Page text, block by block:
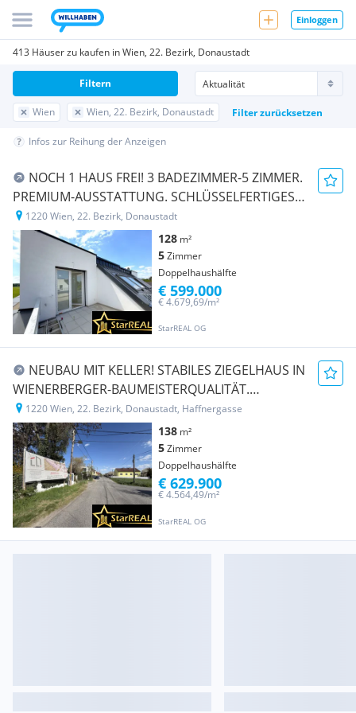
Einloggen
413 Häuser zu kaufen in Wien, 22. Bezirk, Donaustadt
Wien Wien, 22. Bezirk, Donaustadt Filter zurücksetzen
Filtern
Infos zur Reihung der Anzeigen
NOCH 1 HAUS FREI! 3 BADEZIMMER-5 ZIMMER.
PREMIUM-AUSSTATTUNG. SCHLÜSSELFERTIGES
ZIEGELHAUS ZUM TOPPREIS!
1220 Wien, 22. Bezirk, Donaustadt
128 m²
5Zimmer
Doppelhaushälfte
StarREAL OG
€ 4.679,69/m²
€ 599.000
NEUBAU MIT KELLER! STABILES ZIEGELHAUS IN
WIENERBERGER-BAUMEISTERQUALITÄT.
PROVISIONSFREI für den Käufer.
1220 Wien, 22. Bezirk, Donaustadt, Haffnergasse
138 m²
5Zimmer
Doppelhaushälfte
StarREAL OG
€ 4.564,49/m²
€ 629.900